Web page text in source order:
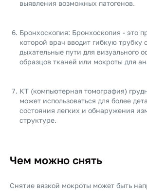
выявления возможных патогенов.
Бронхоскопия: Бронхоскопия - это
которой врач вводит гибкую трубку
дыхательные пути для визуального
образцов тканей или мокроты для
КТ (компьютерная томография)
может использоваться для более
состояния легких и обнаружения
структуре.
Чем можно снять
Снятие вязкой мокроты может быть